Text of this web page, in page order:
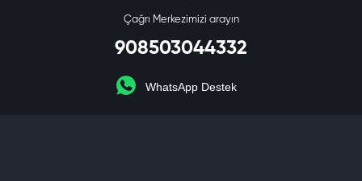
Çağrı Merkezimizi arayın
908503044332
WhatsApp Destek